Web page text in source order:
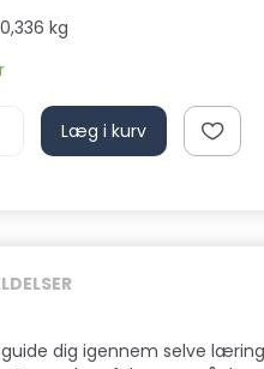
0,336 kg
Læg i kurv
dig igennem selve